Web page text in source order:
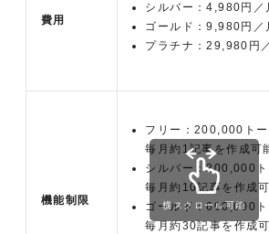
費用
シルバー：4 ,980円／
ゴールド：9 ,980円／
プラチナ：29 ,980円
機能制限
フリー：200,000トー
毎月約1記事を作成可
シルバー：200,000ト
毎月約10記事を作成
ゴールド：600,000ト
毎月約30記事を作成
横スクロール可能